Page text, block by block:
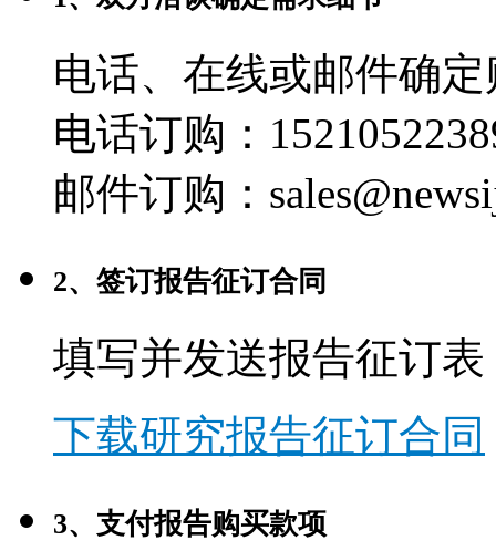
电话、在线或邮件确
电话订购：
邮件订购：
2、签订报告征订合同
填写并发送报告征订表
下载研究报告征订合同
3、支付报告购买款项